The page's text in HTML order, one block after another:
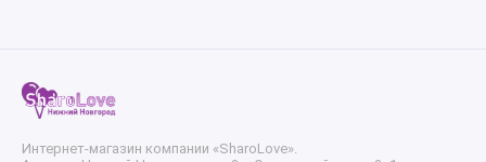
Интернет-магазин компании «SharoLove».